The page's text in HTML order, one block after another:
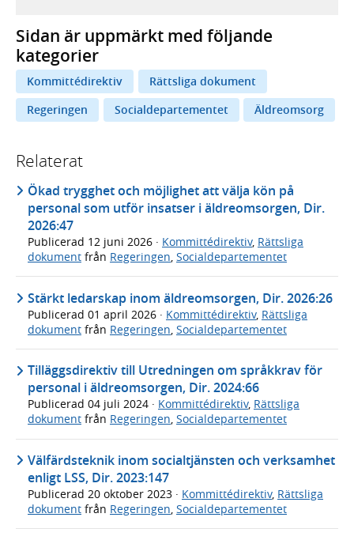
Sidan är uppmärkt med följande
kategorier
Kommittédirektiv
Rättsliga dokument
Regeringen
Socialdepartementet Äldreomsorg
Relaterat
Ökad trygghet och möjlighet att välja kön på
personal som utför insatser i äldreomsorgen, Dir.
2026:47
Publicerad 12 juni 2026 · Kommittédirektiv, Rättsliga
dokument från Regeringen, Socialdepartementet
Stärkt ledarskap inom äldreomsorgen, Dir. 2026:26
Publicerad 01 april 2026 · Kommittédirektiv, Rättsliga
dokument från Regeringen Socialdepartementet
Tilläggsdirektiv till Utredningen om språkkrav för
personal i äldreomsorgen, Dir. 2024:66
Publicerad 04 juli 2024 · Kommittédirektiv, Rättsliga
dokument från Regeringen, Socialdepartementet
Välfärdsteknik inom socialtjänsten och verksamhet
enligt LSS, Dir. 2023:147
Publicerad 20 oktober 2023 · Kommittédirektiv, Rättsliga
dokument från Regeringen, Socialdepartementet